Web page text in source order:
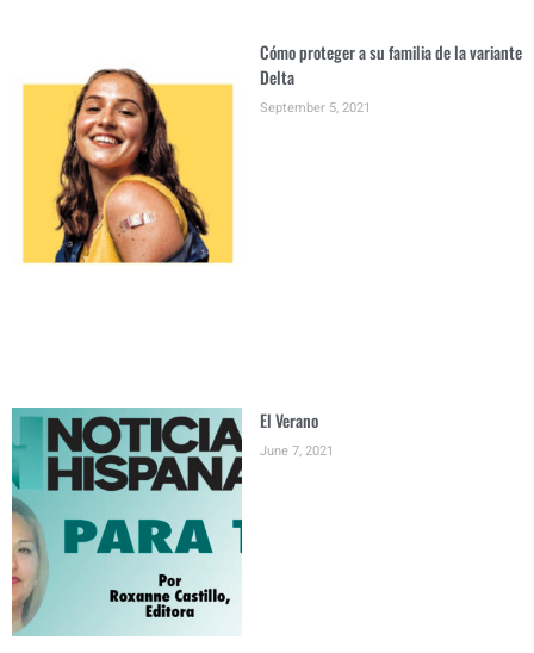
Cómo proteger a su familia de la variante
Delta
September 5, 2021
El Verano
June 7, 2021